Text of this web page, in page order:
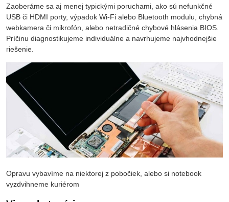
Zaoberáme sa aj menej typickými poruchami, ako sú nefunkčné
USB či HDMI porty, výpadok Wi-Fi alebo Bluetooth modulu, chybná
webkamera či mikrofón, alebo netradičné chybové hlásenia BIOS.
Príčinu diagnostikujeme individuálne a navrhujeme najvhodnejšie
riešenie.
Opravu vybavíme na niektorej z pobočiek, alebo si notebook
vyzdvihneme kuriérom